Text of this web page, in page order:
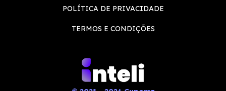
POLÍTICA DE PRIVACIDADE
TERMOS E CONDIÇÕES